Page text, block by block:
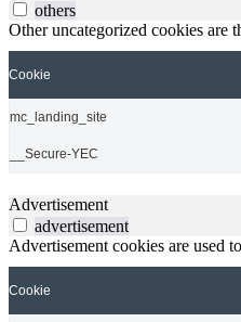
others
Other uncategorized cookies are
Cookie
mc_landing_site
__Secure-YEC
Advertisement
advertisement
Advertisement cookies are used
Cookie